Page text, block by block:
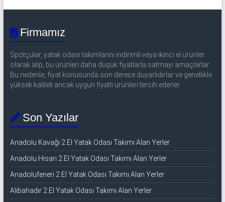
Firmamız
Spotçular, yatak odası takımlarını indirimli veya ikinci el ürünler
olarak alıp, bu ürünleri daha düşük fiyatlarla satmayı amaçlarlar.
Bu nedenle, fiyat konusunda son derece duyarlıdırlar ve genellikle
yüksek kaliteli ancak uygun fiyatlı ürünleri tercih ederler.
Son Yazılar
Anadolu Kavağı 2.El Yatak Odası Takımı Alan Yerler
Anadolu Hisarı 2.El Yatak Odası Takımı Alan Yerler
Anadolufeneri 2.El Yatak Odası Takımı Alan Yerler
Alibahadır 2.El Yatak Odası Takımı Alan Yerler